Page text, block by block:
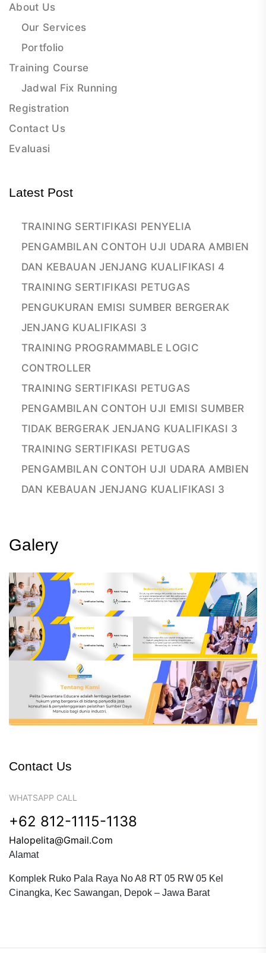
About Us
Our Services
Portfolio
Training Course
Jadwal Fix Running
Registration
Contact Us
Evaluasi
Latest Post
TRAINING SERTIFIKASI PENYELIA
PENGAMBILAN CONTOH UJI UDARA AMBIEN
DAN KEBAUAN JENJANG KUALIFIKASI 4
TRAINING SERTIFIKASI PETUGAS
PENGUKURAN EMISI SUMBER BERGERAK
JENJANG KUALIFIKASI 3
TRAINING PROGRAMMABLE LOGIC
CONTROLLER
TRAINING SERTIFIKASI PETUGAS
PENGAMBILAN CONTOH UJI EMISI SUMBER
TIDAK BERGERAK JENJANG KUALIFIKASI 3
TRAINING SERTIFIKASI PETUGAS
PENGAMBILAN CONTOH UJI UDARA AMBIEN
DAN KEBAUAN JENJANG KUALIFIKASI 3
Galery
Contact Us
WHATSAPP CALL
+62 812-1115-1138
Halopelita@gmail.com
Alamat
Komplek Ruko Pala Raya No A8 RT 05 RW 05 Kel
Cinangka, Kec Sawangan, Depok – Jawa Barat